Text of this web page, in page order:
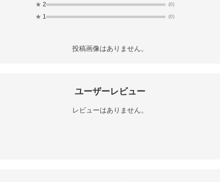
★ 2 (0)
★ 1 (0)
投稿画像はありません。
ユーザーレビュー
レビューはありません。